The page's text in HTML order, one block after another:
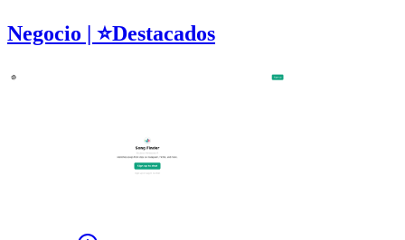
Negocio | ⭐️Destacados